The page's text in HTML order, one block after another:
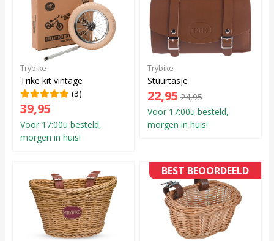
Trybike
Trike kit vintage
(3)
39,95
Voor 17:00u besteld,
morgen in huis!
Trybike
Stuurtasje
22,95 24,95
Voor 17:00u besteld,
morgen in huis!
BEST BEOORDEELD